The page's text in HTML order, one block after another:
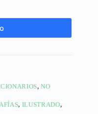
,NO
, ILUSTRADO,